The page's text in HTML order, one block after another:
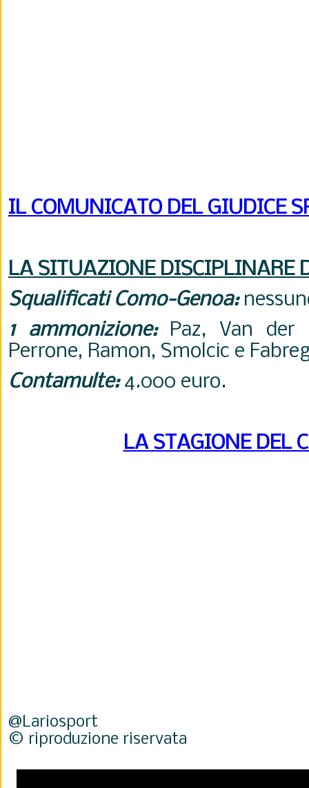
IL COMUNICATO DEL GIUDICE
LA SITUAZIONE DISCIPLINARE
Squalificati Como-Genoa:
1 ammonizione:Paz, Van der
Perrone, Ramon, Smolcic e
Contamulte:4.000 euro.
LA STAGIONE DEL
@Lariosport
© riproduzione riservata